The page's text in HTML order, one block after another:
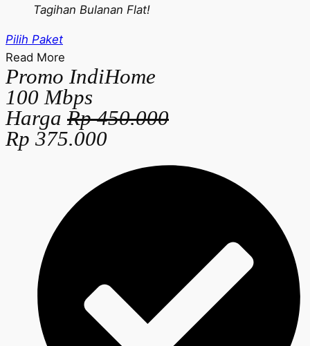
Tagihan Bulanan Flat!
Pilih Paket
Read More
Promo IndiHome
100 Mbps
Harga Rp 450.000
Rp 375.000